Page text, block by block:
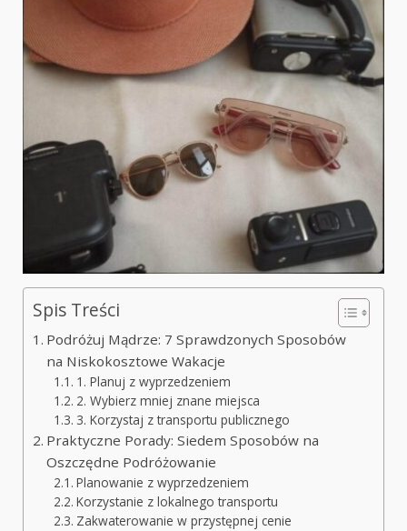
Spis Treści
Podróżuj Mądrze: 7 Sprawdzonych Sposobów
na Niskokosztowe Wakacje
1. Planuj z wyprzedzeniem
2. Wybierz mniej znane miejsca
3. Korzystaj z transportu publicznego
Praktyczne Porady: Siedem Sposobów na
Oszczędne Podróżowanie
Planowanie z wyprzedzeniem
Korzystanie z lokalnego transportu
Zakwaterowanie w przystępnej cenie